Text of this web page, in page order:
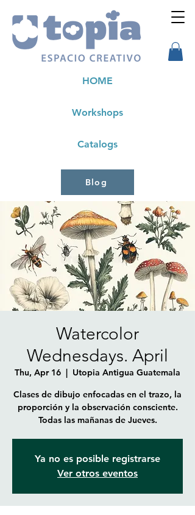
Workshops
HOME
Catalogs
Blog
Watercolor
Wednesdays. April
Thu, Apr 16
  |
Utopia Antigua Guatemala
Clases de dibujo enfocadas en el trazo, la
proporción y la observación consciente.
Todas las mañanas de Jueves.
Ya no es posible registrarse
Ver otros eventos